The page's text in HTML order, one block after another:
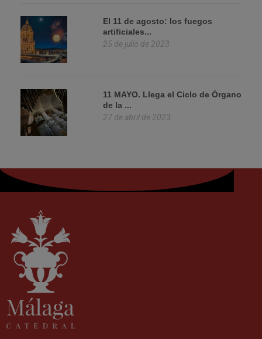
El 11 de agosto: los fuegos
artificiales...
25 de julio de 2023
11 MAYO. Llega el Ciclo de Órgano
de la ...
27 de abril de 2023